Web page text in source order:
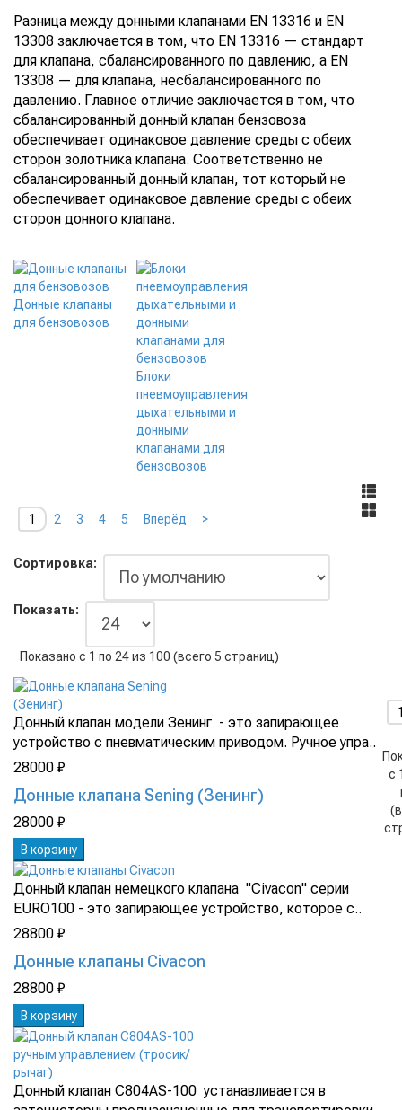
Разница между донными клапанами EN 13316 и EN
13308 заключается в том, что EN 13316 — стандарт
для клапана, сбалансированного по давлению, а EN
13308 — для клапана, несбалансированного по
давлению. Главное отличие заключается в том, что
сбалансированный донный клапан бензовоза
обеспечивает одинаковое давление среды с обеих
сторон золотника клапана. Соответственно не
сбалансированный донный клапан, тот который не
обеспечивает одинаковое давление среды с обеих
сторон донного клапана.
Донные клапаны
для бензовозов
Блоки
пневмоуправления
дыхательными и
донными
клапанами для
бензовозов
1 2 3 4 5 Вперёд >
Сортировка:
Показать:
Показано с 1 по 24 из 100 (всего 5 страниц)
Донный клапан модели Зенинг - это запирающее
устройство с пневматическим приводом. Ручное упра..
28000 ₽
Донные клапана Sening (Зенинг)
28000 ₽
В корзину
Донный клапан немецкого клапана "Civacon" серии
EURO100 - это запирающее устройство, которое с..
28800 ₽
Донные клапаны Civacon
28800 ₽
В корзину
Донный клапан C804AS-100 устанавливается в
с